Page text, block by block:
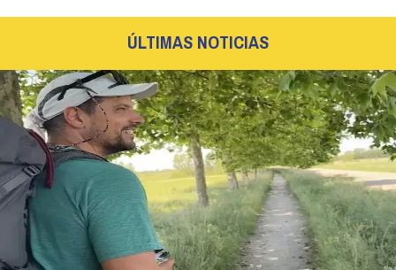
ÚLTIMAS NOTICIAS